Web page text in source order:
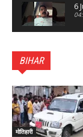
6
BIHAR
मोतिहारी